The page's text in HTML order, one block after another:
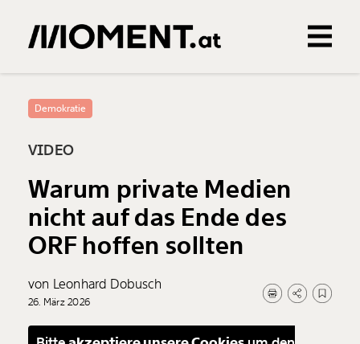
0Treffer
Demokratie
VIDEO
Warum private Medien
nicht auf das Ende des
ORF hoffen sollten
von Leonhard Dobusch
26. März 2026